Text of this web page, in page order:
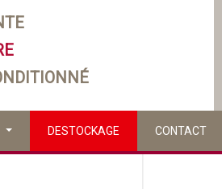
DESTOCKAGE CONTACT